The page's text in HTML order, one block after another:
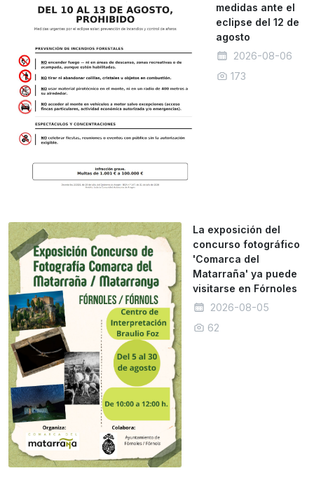
medidas ante el
eclipse del 12 de
agosto
2026-08-06
173
La exposición del
concurso fotográfico
'Comarca del
Matarraña' ya puede
visitarse en Fórnoles
2026-08-05
62